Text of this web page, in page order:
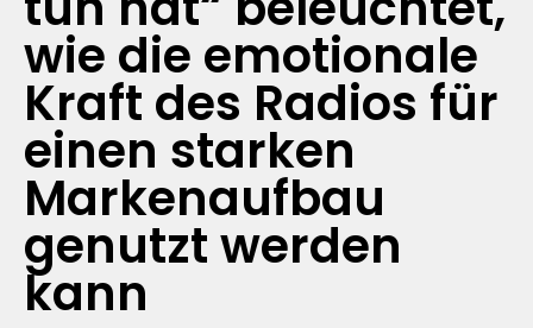
wie die emotionale
Kraft des Radios für
einen starken
Markenaufbau
genutzt werden
kann